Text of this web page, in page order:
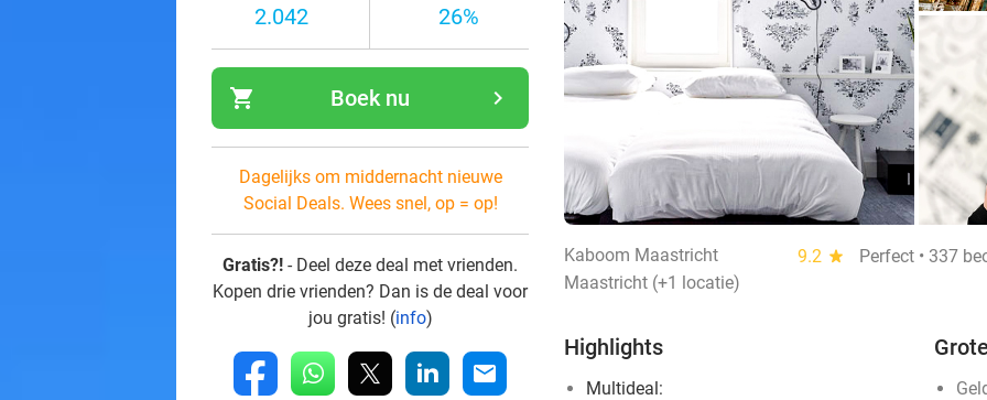
2.042
26%
shopping_cart navigate_next
Boek nu
Dagelijks om middernacht nieuwe
Social Deals. Wees snel, op = op!
Gratis?! - Deel deze deal met vrienden.
Kopen drie vrienden? Dan is de deal voor
jou gratis! (info)
fb whatsapp linkedin mail
Kaboom Maastricht 9.2 star
Perfect • 337
Maastricht (+1 locatie)
Highlights
Multideal: